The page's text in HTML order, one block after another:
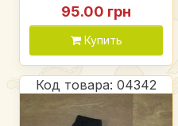
95.00 грн
Купить
Код товара: 04342